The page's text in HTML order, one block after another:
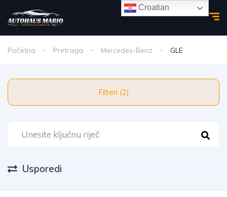
Početna Pretraga Mercedes-Benz GLE
Filteri (2)
Usporedi
Croatian